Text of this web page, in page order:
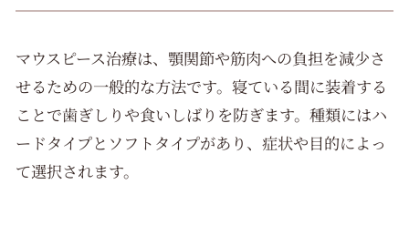
マウスピース治療は、顎関節や筋肉への負担を減少さ
せるための一般的な方法です。寝ている間に装着する
ことで歯ぎしりや食いしばりを防ぎます。種類にはハ
ードタイプとソフトタイプがあり、症状や目的によっ
て選択されます。